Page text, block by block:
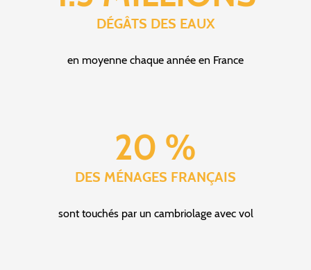
DÉGÂTS DES EAUX
en moyenne chaque année en France
20 %
DES MÉNAGES FRANÇAIS
sont touchés par un cambriolage avec vol